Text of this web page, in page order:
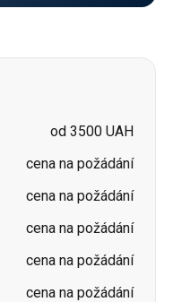
od 3500 UAH
cena na požádání
cena na požádání
cena na požádání
cena na požádání
cena na požádání